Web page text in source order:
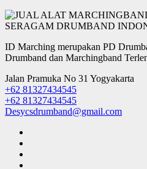
ID Marching merupakan PD
Drumband dan Marchingband
Jalan Pramuka No 31 Yogyakarta
+62 81327434545
+62 81327434545
Desycsdrumband@gmail.com